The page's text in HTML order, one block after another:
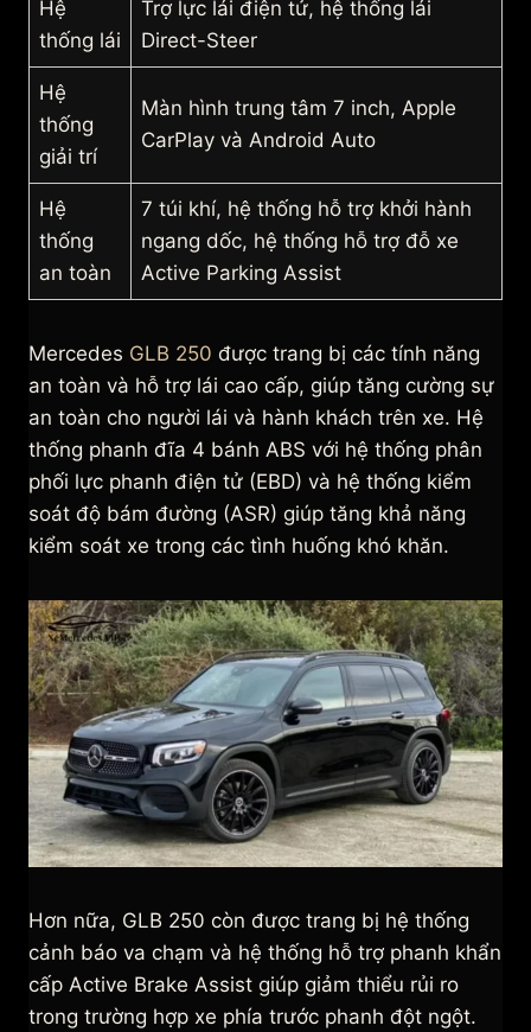
Hệ
thống lái
Trợ lực lái điện tử, hệ thống lái
Direct-Steer
Hệ
thống
giải trí
Màn hình trung tâm 7 inch, Apple
CarPlay và Android Auto
Hệ
thống
an toàn
7 túi khí, hệ thống hỗ trợ khởi hành
ngang dốc, hệ thống hỗ trợ đỗ xe
Active Parking Assist
Mercedes GLB 250 được trang bị các tính năng
an toàn và hỗ trợ lái cao cấp, giúp tăng cường sự
an toàn cho người lái và hành khách trên xe. Hệ
thống phanh đĩa 4 bánh ABS với hệ thống phân
phối lực phanh điện tử (EBD) và hệ thống kiểm
soát độ bám đường (ASR) giúp tăng khả năng
kiểm soát xe trong các tình huống khó khăn.
Hơn nữa, GLB 250 còn được trang bị hệ thống
cảnh báo va chạm và hệ thống hỗ trợ phanh khẩn
cấp Active Brake Assist giúp giảm thiểu rủi ro
trong trường hợp xe phía trước phanh đột ngột.